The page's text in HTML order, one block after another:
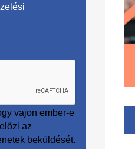
vajon ember-e
az
beküldését.